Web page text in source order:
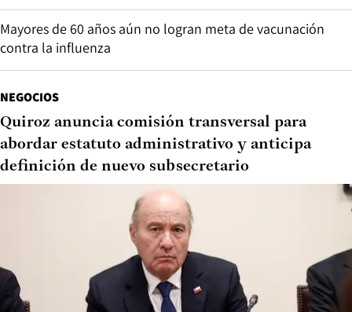
Mayores de 60 años aún no logran meta de vacunación
contra la influenza
NEGOCIOS
Quiroz anuncia comisión transversal para
abordar estatuto administrativo y anticipa
definición de nuevo subsecretario